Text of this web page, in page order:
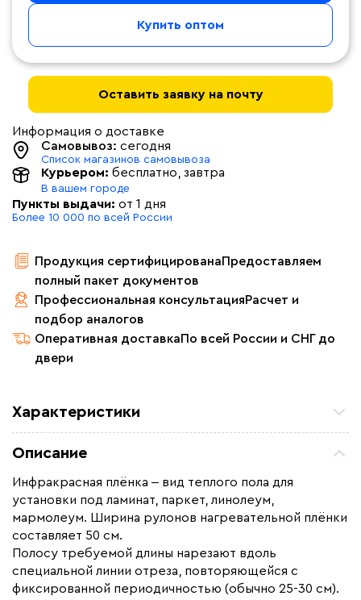
Купить оптом
Оставить заявку на почту
Информация о доставке
Самовывоз: сегодня
Список магазинов самовывоза
Курьером: бесплатно , завтра
В вашем городе
Пункты выдачи: от 1 дня
Более 10 000 по всей России
Продукция сертифицированаПредоставляем
полный пакет документов
Профессиональная консультацияРасчет и
подбор аналогов
Оперативная доставкаПо всей России и СНГ до
двери
Характеристики
Мощность (Вт)
Назначение
Под линолеум / ковролин,
Монтаж Сухой монтаж
Макс. рабочая температура (C)
Описание
Инфракрасная плёнка ‒ вид теплого пола для
установки под ламинат, паркет, линолеум,
мармолеум. Ширина рулонов нагревательной плёнки
составляет 50 см.
Полосу требуемой длины нарезают вдоль
специальной линии отреза, повторяющейся с
фиксированной периодичностью (обычно 25-30 см).